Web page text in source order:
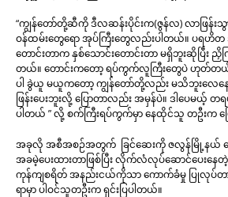
“ကျွန်တော်တို့ဆီကို ဒီလဆန်းပိုင်းက(ဇွန်လ) လာဖြန်းသွာ
ဝန်ထမ်းတွေရော အုပ်ကြီးတွေလည်းပါတယ်။ ပရဟိ
တောင်းတာက နှစ်သောင်းတောင်းတာ မရှိဘူးဆိုပြီး ညှိက
တယ်။ တောင်းကတော့ ရပ်ကွက်လူကြီးတွေပဲ ဟုတ်တယ်
ပါ ခွဲယူ မယူကတော့ ကျွန်တော်တို့လည်း မသိဘူးလေနေ
ဖြန်းပေးဘူးလို့ ပြောတာလည်း အမှန်ပဲ။ ဒါပေမယ့်
ပါတယ် ” လို့ စက်ကြီးရပ်ကွက်မှာ နေထိုင်သူ တဦးက ပြ
အခုလို အစီအစဉ်အတွက် ခြင်ဆေးကို ဇလွန်မြို့နယ်
အခမဲ့ပေးထားတာဖြစ်ပြီး လိုက်လံလုပ်ဆောင်ပေး
ကုန်ကျစရိတ် အနည်းငယ်ကိုသာ ကောက်ခံမှု ပြုလုပ်တာ
ရာမှာ ပါဝင်သူတဦးက ရှင်းပြပါတယ်။